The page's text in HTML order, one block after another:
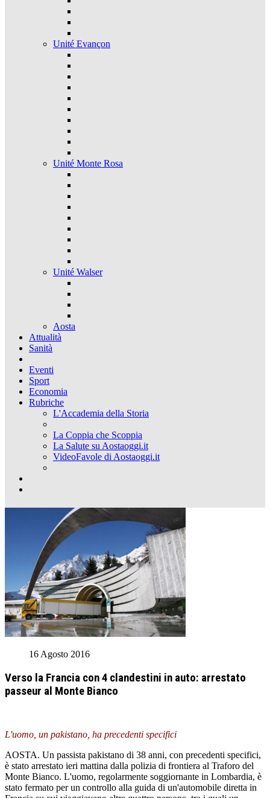
Unité Evançon
Unité Monte Rosa
Unité Walser
Aosta
Attualità
Sanità
Eventi
Sport
Economia
Rubriche
L'Accademia della Storia
La Coppia che Scoppia
La Salute su Aostaoggi.it
VideoFavole di Aostaoggi.it
16 Agosto 2016
Verso la Francia con 4 clandestini in auto: arrestato
passeur al Monte Bianco
L'uomo, un pakistano, ha precedenti specifici
AOSTA. Un passista pakistano di 38 anni, con precedenti specifici,
è stato arrestato ieri mattina dalla polizia di frontiera al Traforo del
Monte Bianco. L'uomo, regolarmente soggiornante in Lombardia, è
stato fermato per un controllo alla guida di un'automobile diretta in